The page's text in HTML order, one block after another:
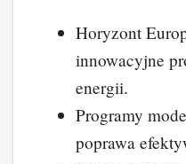
Horyzont
innowacyjne
energii.
Programy
poprawa